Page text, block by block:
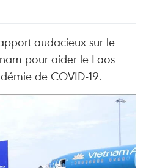
audacieux sur le
pour aider le Laos
de COVID-19.